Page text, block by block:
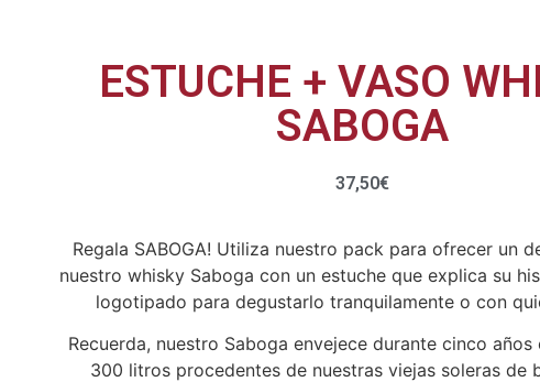
ESTUCHE + VASO
SABOGA
37,50€
Regala SABOGA! Utiliza nuestro pack para ofrecer un
nuestro whisky Saboga con un estuche que explica su
logotipado para degustarlo tranquilamente o con
Recuerda, nuestro Saboga envejece durante cinco años
300 litros procedentes de nuestras viejas soleras de